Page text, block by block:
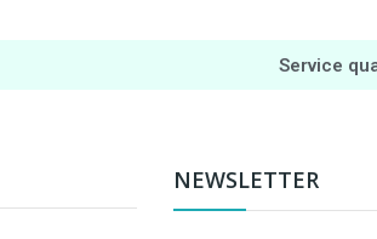
Service
NEWSLETTER